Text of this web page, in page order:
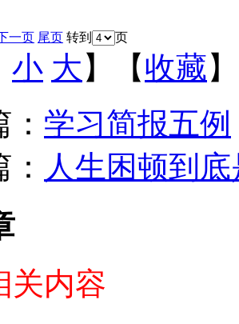
一页 尾页 转到 页
小 大 】【收藏
学习简报五例
人生困顿到
关内容